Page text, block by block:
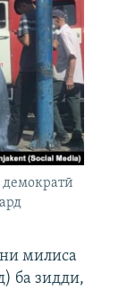
милиса
ба зидди,